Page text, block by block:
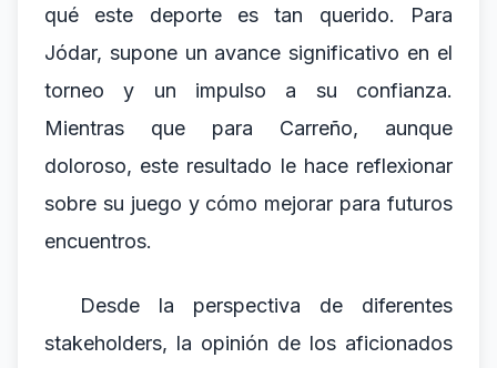
qué este deporte es tan querido. Para
Jódar, supone un avance significativo en el
torneo y un impulso a su confianza.
Mientras que para Carreño, aunque
doloroso, este resultado le hace reflexionar
sobre su juego y cómo mejorar para futuros
encuentros.
Desde la perspectiva de diferentes
stakeholders, la opinión de los aficionados